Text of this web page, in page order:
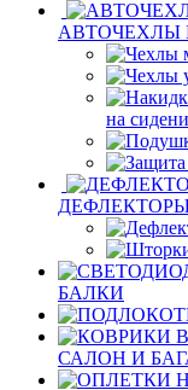
АВТОЧЕХЛЫ
на
БАЛКИ
САЛОН И